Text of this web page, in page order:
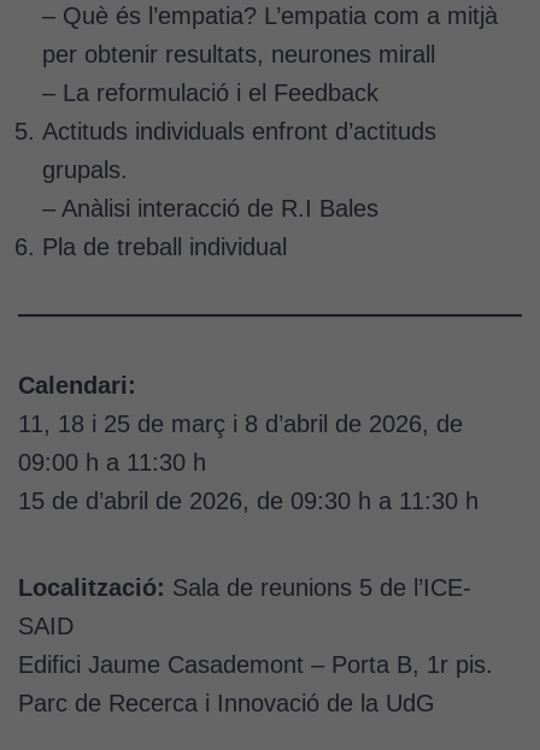
– Què és l’empatia? L’empatia com a mitjà
per obtenir resultats, neurones mirall
– La reformulació i el Feedback
Actituds individuals enfront d’actituds
grupals.
– Anàlisi interacció de R.I Bales
Pla de treball individual
Calendari:
11, 18 i 25 de març i 8 d’abril de 2026, de
09:00 h a 11:30 h
15 de d’abril de 2026, de 09:30 h a 11:30 h
Localització: Sala de reunions 5 de l’ICE-
SAID
Edifici Jaume Casademont – Porta B, 1r pis.
Parc de Recerca i Innovació de la UdG